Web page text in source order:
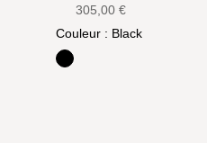
305,00€
Couleur: Black
Black